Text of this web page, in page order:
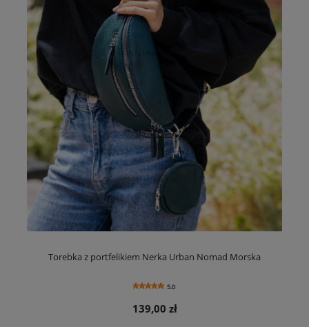
Torebka z portfelikiem Nerka Urban Nomad Morska
5.0
139,00 zł